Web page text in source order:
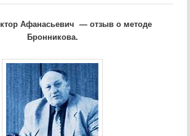
Афанасьевич — отзыв о методе
Бронникова.